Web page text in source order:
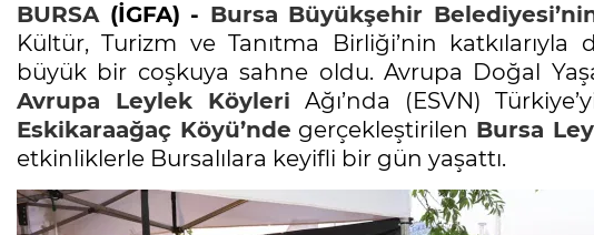
BURSA(İGFA) - Bursa Büyükşehir
Kültür, Turizm ve Tanıtma Birliği’nin katkılarıyla
büyük bir coşkuya sahne oldu. Avrupa Doğal
Avrupa LeylekKöyleri Ağı’nda (ESVN)
Eskikaraağaç Köyü’nde gerçekleştirilen Bursa
etkinliklerle Bursalılara keyifli bir gün yaşattı.